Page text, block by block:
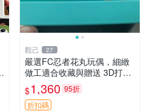
觀己 27
嚴選FC忍者花丸玩偶，細緻
做工適合收藏與贈送 3D打印
遊樂 玩具
$1,360 95折
折扣碼